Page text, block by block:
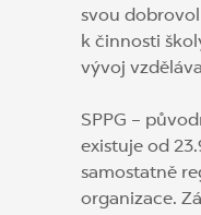
svou
k činnosti
vývoj
SPPG –
existuje od
samostatně
organizace.